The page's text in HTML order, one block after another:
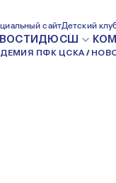
сайтДетский
ДЮСШ
ПФК ЦСКА